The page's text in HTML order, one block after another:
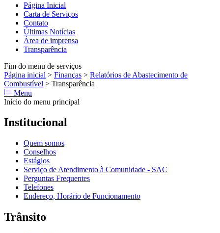
Página Inicial
Carta de Serviços
Contato
Últimas Notícias
Área de imprensa
Transparência
Fim do menu de serviços
Página inicial > Finanças > Relatórios de Abastecimento de
Combustível > Transparência
Menu
Início do menu principal
Institucional
Quem somos
Conselhos
Estágios
Serviço de Atendimento à Comunidade - SAC
Perguntas Frequentes
Telefones
Endereço, Horário de Funcionamento
Trânsito